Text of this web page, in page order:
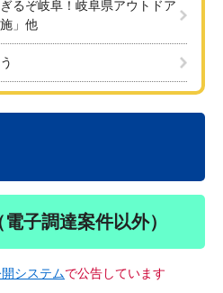
るぞ岐阜！岐阜県アウトドア
」他
子調達案件以外）
システムで公告しています